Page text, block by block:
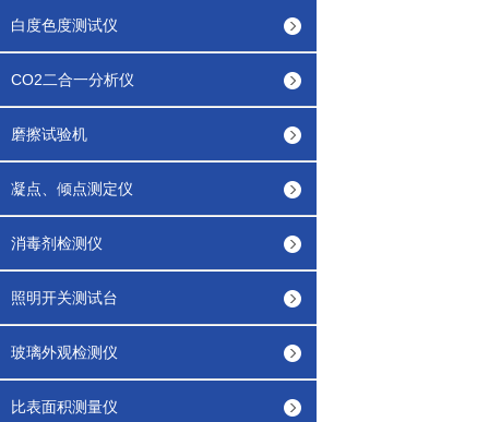
白度色度测试仪
CO2二合一分析仪
磨擦试验机
凝点、倾点测定仪
消毒剂检测仪
照明开关测试台
玻璃外观检测仪
比表面积测量仪